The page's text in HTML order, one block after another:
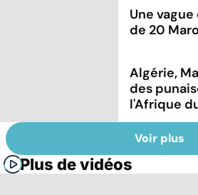
Une
de 20
Algérie,
des
l'Afrique
Voir plus
Plus de vidéos